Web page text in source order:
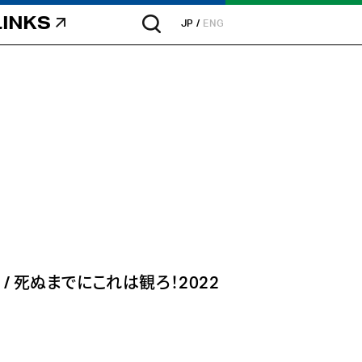
JP ENG
/死ぬまでにこれは観ろ！2022